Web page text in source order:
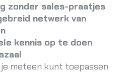
zonder sales-praatjes
netwerk van
kennis op te doen
meteen kunt toepassen